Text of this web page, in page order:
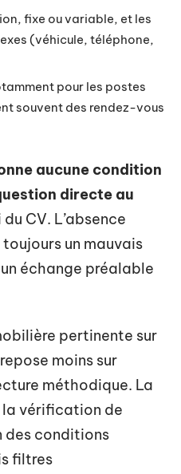
fixe ou variable, et les
(véhicule, téléphone,
pour les postes
souvent des rendez-vous
aucune condition
directe au
CV. L’absence
toujours un mauvais
échange préalable
pertinente sur
moins sur
méthodique. La
la vérification de
des conditions
filtres